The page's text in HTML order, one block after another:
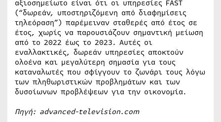
αξιοσημείωτο είναι ότι οι υπηρεσίες FAST
(“δωρεάν, υποστηριζόμενη από διαφημίσεις
τηλεόραση”) παρέμειναν σταθερές από έτος σε
έτος, χωρίς να παρουσιάζουν σημαντική μείωση
από το 2022 έως το 2023. Αυτές οι
εναλλακτικές, δωρεάν υπηρεσίες αποκτούν
ολοένα και μεγαλύτερη σημασία για τους
καταναλωτές που σφίγγουν το ζωνάρι τους λόγω
των πληθωριστικών προβλημάτων και των
δυσοίωνων προβλέψεων για την οικονομία.
Πηγή: advanced-television.com